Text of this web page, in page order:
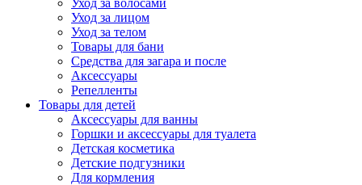
Уход за волосами
Уход за лицом
Уход за телом
Товары для бани
Средства для загара и после
Аксессуары
Репелленты
Товары для детей
Аксессуары для ванны
Горшки и аксессуары для туалета
Детская косметика
Детские подгузники
Для кормления